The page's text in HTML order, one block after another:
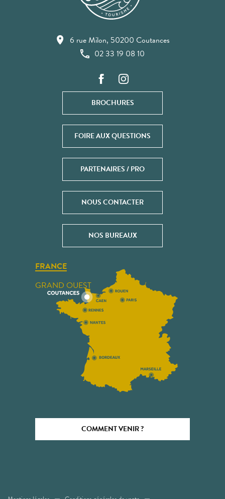
6 rue Milon, 50200 Coutances
02 33 19 08 10
BROCHURES
FOIRE AUX QUESTIONS
PARTENAIRES / PRO
NOUS CONTACTER
NOS BUREAUX
FRANCE
GRAND OUEST
COMMENT VENIR ?